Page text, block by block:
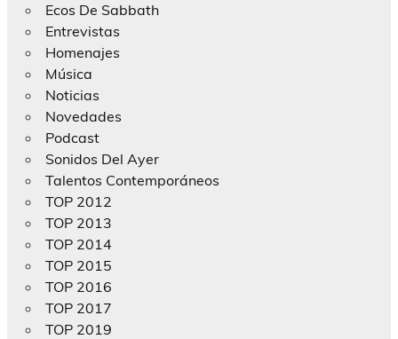
Ecos De Sabbath
Entrevistas
Homenajes
Música
Noticias
Novedades
Podcast
Sonidos Del Ayer
Talentos Contemporáneos
TOP 2012
TOP 2013
TOP 2014
TOP 2015
TOP 2016
TOP 2017
TOP 2019